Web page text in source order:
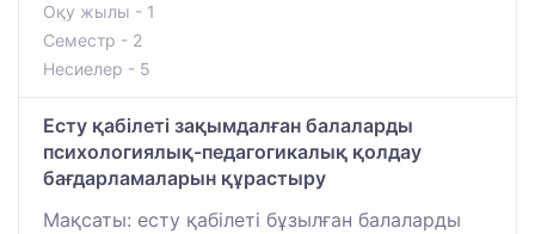
Оқу жылы - 1
Семестр - 2
Несиелер - 5
Есту қабілеті зақымдалған балаларды
психологиялық-педагогикалық қолдау
бағдарламаларын құрастыру
Мақсаты: есту қабілеті бұзылған балаларды